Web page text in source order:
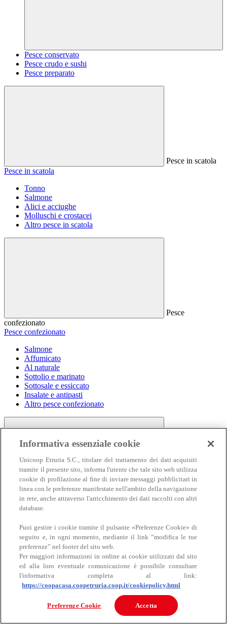
Pesce conservato
Pesce crudo e sushi
Pesce preparato
Pesce in scatola
Pesce in scatola
Tonno
Salmone
Alici e acciughe
Molluschi e crostacei
Altro pesce in scatola
Pesce
confezionato
Pesce confezionato
Salmone
Affumicato
Al naturale
Sottolio e marinato
Sottosale e essiccato
Insalate e antipasti
Altro pesce confezionato
Carne
Carne
Bovino
Informativa essenziale cookie
Unicoop Etruria S.C., titolare del trattamento dei dati acquisiti
tramite il presente sito, informa l'utente che tale sito web utilizza
cookie di profilazione al fine di inviare messaggi pubblicitari in
linea con le preferenze manifestate nell'ambito della navigazione
in rete, anche attraverso l'arricchimento dei dati raccolti con altri
database.
Puoi gestire i cookie tramite il pulsante «Preferenze Cookie» di
seguito e, in ogni momento, mediante il link “modifica le tue
preferenze” nel footer del sito web.
Per maggiori informazioni in ordine ai cookie utilizzati dal sito
ed alla loro eventuale comunicazione è possibile consultare
l'informativa completa al link:
https://coopacasa.coopetruria.coop.it/cookiepolicy.html
Preferenze Cookie Accetta